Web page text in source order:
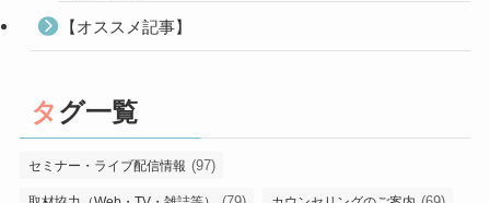
【オススメ記事】
タグ一覧
セミナー・ライブ配信情報 (97)